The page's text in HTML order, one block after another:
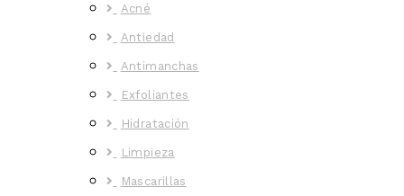
Acné
Antiedad
Antimanchas
Exfoliantes
Hidratación
Limpieza
Mascarillas